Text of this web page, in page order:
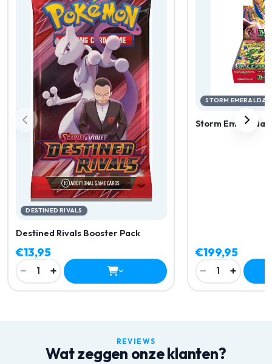
DESTINED RIVALS
Destined Rivals Booster Pack
€13,95
− 1 +
STORM EMERALDA
Storm Emeralda
€199,95
− 1 +
REVIEWS
Wat zeggen onze klanten?